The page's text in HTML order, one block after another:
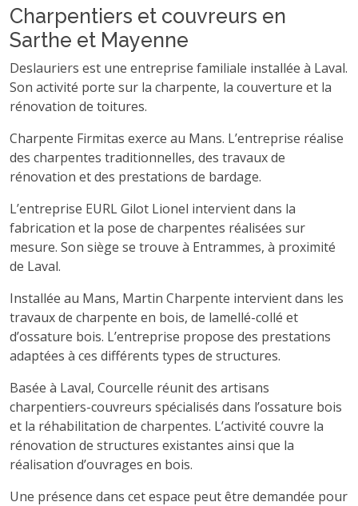
Charpentiers et couvreurs en
Sarthe et Mayenne
Deslauriers est une entreprise familiale installée à Laval.
Son activité porte sur la charpente, la couverture et la
rénovation de toitures.
Charpente Firmitas exerce au Mans. L’entreprise réalise
des charpentes traditionnelles, des travaux de
rénovation et des prestations de bardage.
L’entreprise EURL Gilot Lionel intervient dans la
fabrication et la pose de charpentes réalisées sur
mesure. Son siège se trouve à Entrammes, à proximité
de Laval.
Installée au Mans, Martin Charpente intervient dans les
travaux de charpente en bois, de lamellé-collé et
d’ossature bois. L’entreprise propose des prestations
adaptées à ces différents types de structures.
Basée à Laval, Courcelle réunit des artisans
charpentiers-couvreurs spécialisés dans l’ossature bois
et la réhabilitation de charpentes. L’activité couvre la
rénovation de structures existantes ainsi que la
réalisation d’ouvrages en bois.
Une présence dans cet espace peut être demandée pour